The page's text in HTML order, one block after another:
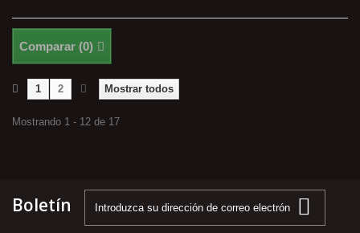
Comparar (0)
Mostrar todos
1 2
Mostrando 1 - 12 de 17
Boletín